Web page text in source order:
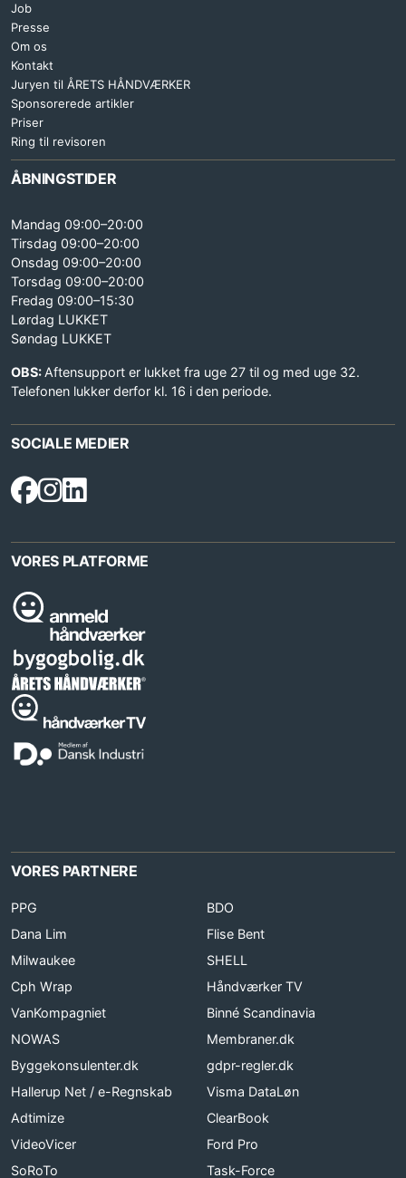
Job
Presse
Om os
Kontakt
Juryen til ÅRETS HÅNDVÆRKER
Sponsorerede artikler
Priser
Ring til revisoren
ÅBNINGSTIDER
Mandag 09:00–20:00
Tirsdag 09:00–20:00
Onsdag 09:00–20:00
Torsdag 09:00–20:00
Fredag 09:00–15:30
Lørdag LUKKET
Søndag LUKKET
OBS: Aftensupport er lukket fra uge 27 til og med uge 32.
Telefonen lukker derfor kl. 16 i den periode.
SOCIALE MEDIER
VORES PLATFORME
VORES PARTNERE
PPG
BDO
Dana Lim
Flise Bent
Milwaukee
SHELL
Cph Wrap
Håndværker TV
VanKompagniet
Binné Scandinavia
NOWAS
Membraner.dk
Byggekonsulenter.dk
gdpr-regler.dk
Hallerup Net / e-Regnskab
Visma DataLøn
Adtimize
ClearBook
VideoVicer
Ford Pro
SoRoTo
Task-Force